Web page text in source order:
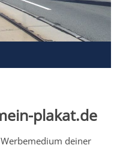
plakat.de
deiner